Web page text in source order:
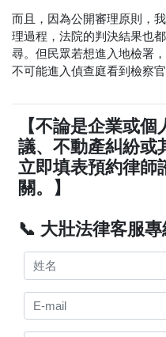
而且，因為公開審理原則，
理過程，法院的判決結果也
尋。但民眾若想進入地檢署
不可能進入偵查庭看到檢察官
【不論是企業或
議、不動產糾紛或
立即填表預約律師
關。】
📞 大壯法律客服專